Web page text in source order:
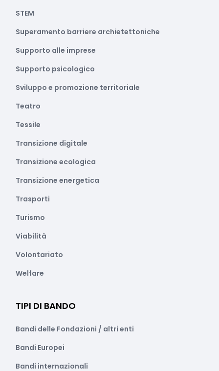
STEM
Superamento barriere archietettoniche
Supporto alle imprese
Supporto psicologico
Sviluppo e promozione territoriale
Teatro
Tessile
Transizione digitale
Transizione ecologica
Transizione energetica
Trasporti
Turismo
Viabilità
Volontariato
Welfare
TIPI DI BANDO
Bandi delle Fondazioni / altri enti
Bandi Europei
Bandi internazionali